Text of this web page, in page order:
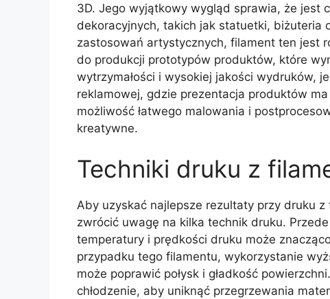
3D. Jego wyjątkowy wygląd sprawia, że jest
dekoracyjnych, takich jak statuetki, biżuteria
zastosowań artystycznych, filament ten jest
do produkcji prototypów produktów, które
wytrzymałości i wysokiej jakości wydruków,
reklamowej, gdzie prezentacja produktów
możliwość łatwego malowania i
kreatywne.
Techniki druku z
Aby uzyskać najlepsze rezultaty przy druku
zwrócić uwagę na kilka technik druku.
temperatury i prędkości druku może
przypadku tego filamentu, wykorzystanie
może poprawić połysk i gładkość
chłodzenie, aby uniknąć przegrzewania